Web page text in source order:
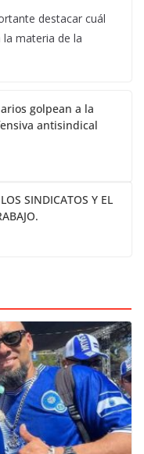
destacar cuál
materia de la
golpean a la
antisindical
SINDICATOS Y EL